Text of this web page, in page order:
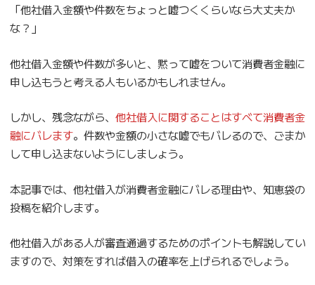
「他社借入金額や件数をちょっと嘘つくくらいなら大丈夫か
な？」
他社借入金額や件数が多いと、黙って嘘をついて消費者金融に
申し込もうと考える人もいるかもしれません。
しかし、残念ながら、 他社借入に関することはすべて消費者金
融にバレます。件数や金額の小さな嘘でもバレるので、ごまか
して申し込まないようにしましょう。
本記事では、他社借入が消費者金融にバレる理由や、知恵袋の
投稿を紹介します。
他社借入がある人が審査通過するためのポイントも解説してい
ますので、対策をすれば借入の確率を上げられるでしょう。